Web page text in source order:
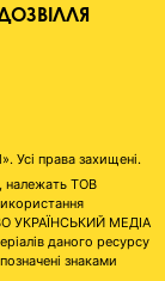
права захищені.
належать ТОВ
УКРАЇНСЬКИЙ МЕДІА
даного ресурсу
знаками